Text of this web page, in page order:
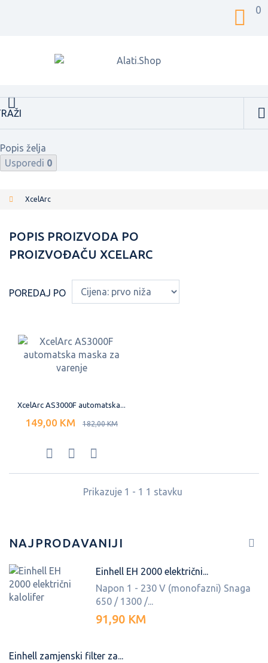
0
Popis želja
Usporedi 0
XcelArc
POPIS PROIZVODA PO
PROIZVOĐAČU XCELARC
POREDAJ PO
XcelArc AS3000F automatska...
149,00 KM 182,00 KM
Prikazuje 1 - 1 1 stavku
NAJPRODAVANIJI
Einhell EH 2000 električni...
Napon 1 - 230 V (monofazni) Snaga
650 / 1300 /...
91,90 KM
Einhell zamjenski filter za...